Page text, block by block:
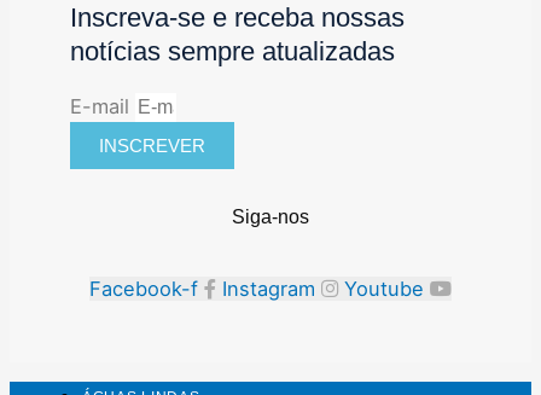
Inscreva-se e receba nossas
notícias sempre atualizadas
E-mail
INSCREVER
Siga-nos
Facebook-f Instagram Youtube